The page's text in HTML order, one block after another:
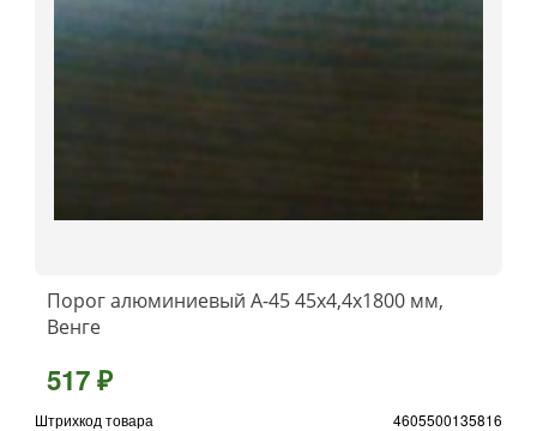
Порог алюминиевый А-45 45х4,4x1800 мм,
Венге
517 ₽
Штрихкод товара 4605500135816